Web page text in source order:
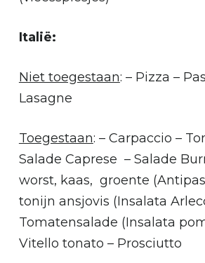
Italië:
Niet toegestaan: – Pizza –
Lasagne
Toegestaan: – Carpaccio –
Salade Caprese – Salade
worst, kaas, groente
tonijn ansjovis (Insalata
Tomatensalade (Insalata
Vitello tonato – Prosciutto